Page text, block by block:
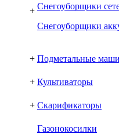
+ Снегоуборщики
Снегоуборщики
+ Подметальные
+ Культиваторы
+ Скарификаторы
Газонокосилки